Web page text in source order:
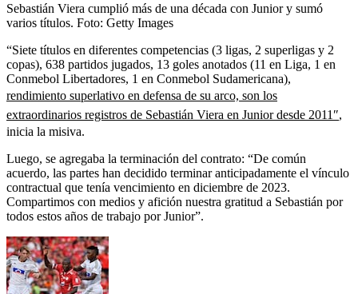
Sebastián Viera cumplió más de una década con Junior y sumó
varios títulos. Foto: Getty Images
“Siete títulos en diferentes competencias (3 ligas, 2 superligas y 2
copas), 638 partidos jugados, 13 goles anotados (11 en Liga, 1 en
Conmebol Libertadores, 1 en Conmebol Sudamericana),
rendimiento superlativo en defensa de su arco, son los
extraordinarios registros de Sebastián Viera en Junior desde 2011″,
inicia la misiva.
Luego, se agregaba la terminación del contrato: “De común
acuerdo, las partes han decidido terminar anticipadamente el vínculo
contractual que tenía vencimiento en diciembre de 2023.
Compartimos con medios y afición nuestra gratitud a Sebastián por
todos estos años de trabajo por Junior”.